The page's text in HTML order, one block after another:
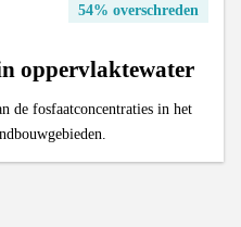
54% overschreden
oppervlaktewater
de fosfaatconcentraties in het